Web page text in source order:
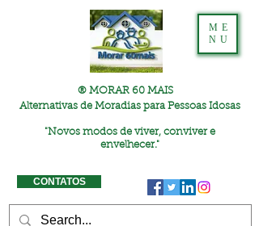
® MORAR 60 MAIS
Alternativas de Moradias para Pessoas Idosas
"Novos modos de viver, conviver e
envelhecer."
ME
NU
CONTATOS